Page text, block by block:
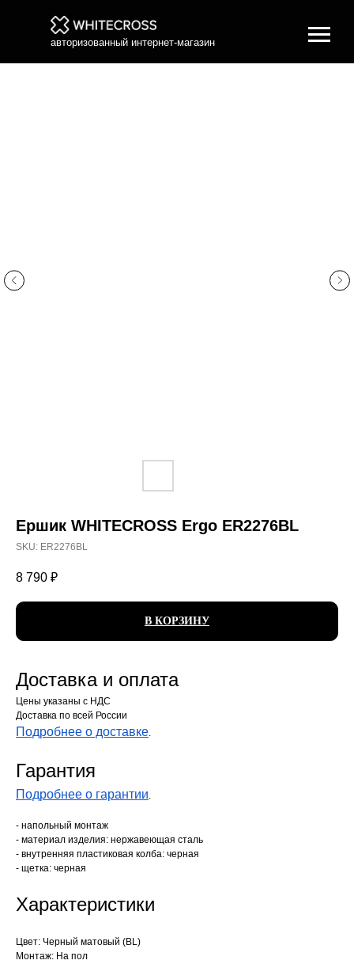
авторизованный интернет-магазин
Ершик WHITECROSS Ergo ER2276BL
SKU: ER2276BL
8 790 ₽
В КОРЗИНУ
Доставка и оплата
Цены указаны с НДС
Доставка по всей России
Подробнее о доставке.
Гарантия
Подробнее о гарантии.
- напольный монтаж
- материал изделия: нержавеющая сталь
- внутренняя пластиковая колба: черная
- щетка: черная
Характеристики
Цвет: Черный матовый (BL)
Монтаж: На пол